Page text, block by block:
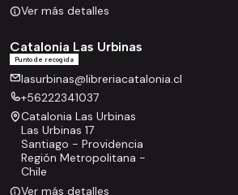
Ver más detalles
Catalonia Las Urbinas
Punto de recogida
lasurbinas@libreriacatalonia.cl
+56222341037
Catalonia Las Urbinas
Las Urbinas 17
Santiago - Providencia
Región Metropolitana -
Chile
Ver más detalles